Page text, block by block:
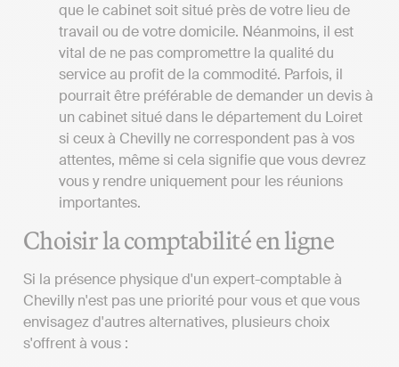
que le cabinet soit situé près de votre lieu de
travail ou de votre domicile. Néanmoins, il est
vital de ne pas compromettre la qualité du
service au profit de la commodité. Parfois, il
pourrait être préférable de demander un devis à
un cabinet situé dans le département du Loiret
si ceux à Chevilly ne correspondent pas à vos
attentes, même si cela signifie que vous devrez
vous y rendre uniquement pour les réunions
importantes.
Choisir la comptabilité en ligne
Si la présence physique d'un expert-comptable à
Chevilly n'est pas une priorité pour vous et que vous
envisagez d'autres alternatives, plusieurs choix
s'offrent à vous :